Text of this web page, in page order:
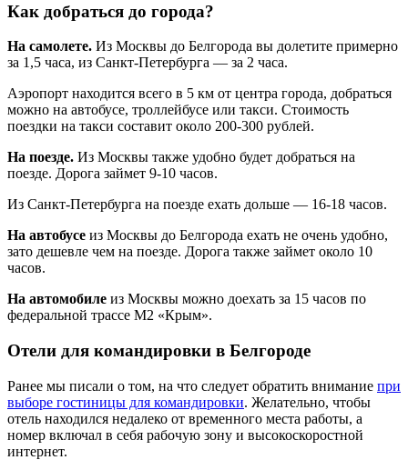
Как добраться до города?
На самолете. Из Москвы до Белгорода вы долетите примерно
за 1,5 часа, из Санкт-Петербурга — за 2 часа.
Аэропорт находится всего в 5 км от центра города, добраться
можно на автобусе, троллейбусе или такси. Стоимость
поездки на такси составит около 200-300 рублей.
На поезде. Из Москвы также удобно будет добраться на
поезде. Дорога займет 9-10 часов.
Из Санкт-Петербурга на поезде ехать дольше — 16-18 часов.
На автобусе из Москвы до Белгорода ехать не очень удобно,
зато дешевле чем на поезде. Дорога также займет около 10
часов.
На автомобиле из Москвы можно доехать за 15 часов по
федеральной трассе М2 «Крым».
Отели для командировки в Белгороде
Ранее мы писали о том, на что следует обратить внимание при
выборе гостиницы для командировки. Желательно, чтобы
отель находился недалеко от временного места работы, а
номер включал в себя рабочую зону и высокоскоростной
интернет.